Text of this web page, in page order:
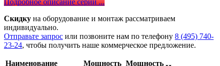
Скидку на оборудование и монтаж рассматриваем
индивидуально.
Отправьте запрос или позвоните нам по телефону 8 (495) 740-
23-24, чтобы получить наше коммерческое предложение.
Наименование
Мощность Мощность